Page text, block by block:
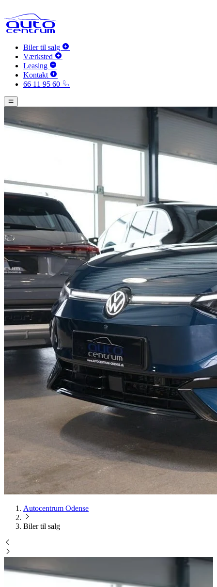
Biler til salg
Værksted
Leasing
Kontakt
66 11 95 60
Autocentrum Odense
Biler til salg